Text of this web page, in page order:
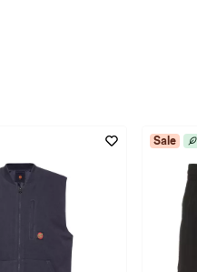
Sale